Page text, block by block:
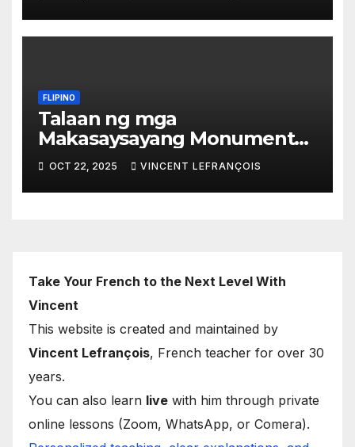
FLIPINO
Talaan ng mga
Makasaysayang Monumento
ng Paris
OCT 22, 2025 VINCENT LEFRANÇOIS
Take Your French to the Next Level With
Vincent
This website is created and maintained by
Vincent Lefrançois, French teacher for over 30
years.
You can also learn live with him through private
online lessons (Zoom, WhatsApp, or Comera).